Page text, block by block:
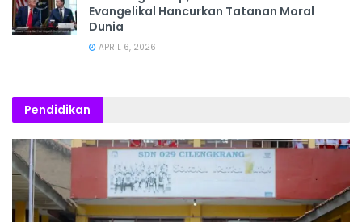
Evangelikal Hancurkan Tatanan Moral
Dunia
APRIL 6, 2026
Pendidikan